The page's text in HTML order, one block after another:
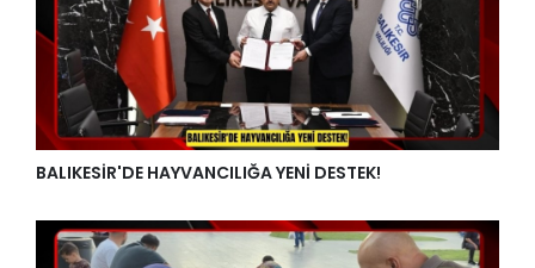
BALIKESİR'DE HAYVANCILIĞA YENİ DESTEK!